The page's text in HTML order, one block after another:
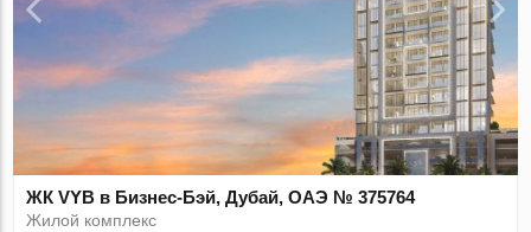
ЖК VYB в Бизнес-Бэй, Дубай, ОАЭ № 375764
Жилой комплекс